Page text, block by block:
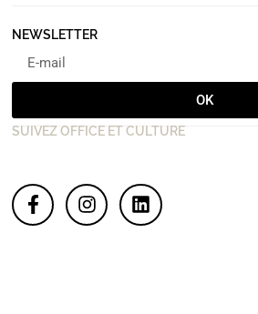
NEWSLETTER
OK
SUIVEZ OFFICE ET CULTURE